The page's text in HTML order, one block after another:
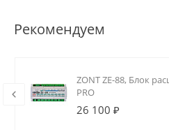
Рекомендуем
ZONT ZE-88, Блок
PRO
26 100 ₽